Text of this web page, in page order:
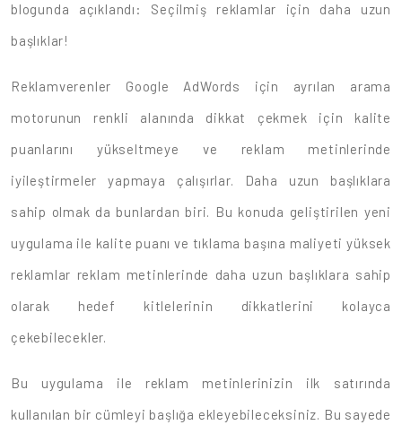
blogunda açıklandı: Seçilmiş reklamlar için daha uzun
başlıklar!
Reklamverenler Google AdWords için ayrılan arama
motorunun renkli alanında dikkat çekmek için kalite
puanlarını yükseltmeye ve reklam metinlerinde
iyileştirmeler yapmaya çalışırlar. Daha uzun başlıklara
sahip olmak da bunlardan biri. Bu konuda geliştirilen yeni
uygulama ile kalite puanı ve tıklama başına maliyeti yüksek
reklamlar reklam metinlerinde daha uzun başlıklara sahip
olarak hedef kitlelerinin dikkatlerini kolayca
çekebilecekler.
Bu uygulama ile reklam metinlerinizin ilk satırında
kullanılan bir cümleyi başlığa ekleyebileceksiniz. Bu sayede